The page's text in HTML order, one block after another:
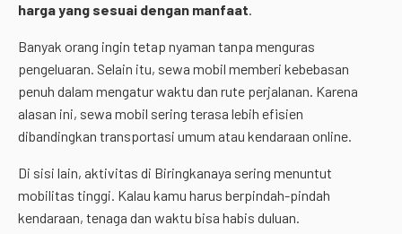
harga yang sesuai dengan manfaat.
Banyak orang ingin tetap nyaman tanpa menguras
pengeluaran. Selain itu, sewa mobil memberi kebebasan
penuh dalam mengatur waktu dan rute perjalanan. Karena
alasan ini, sewa mobil sering terasa lebih efisien
dibandingkan transportasi umum atau kendaraan online.
Di sisi lain, aktivitas di Biringkanaya sering menuntut
mobilitas tinggi. Kalau kamu harus berpindah-pindah
kendaraan, tenaga dan waktu bisa habis duluan.